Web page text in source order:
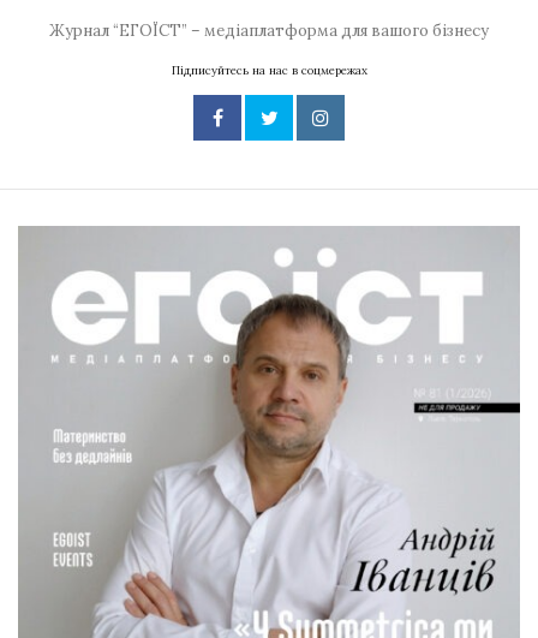
Журнал “ЕГОЇСТ” – медіаплатформа для вашого бізнесу
Підписуйтесь на нас в соцмережах